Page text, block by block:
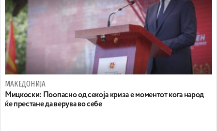
МАКЕДОНИЈА
Мицкоски: Поопасно од секоја криза е моментот кога народ
ќе престане да верува во себе